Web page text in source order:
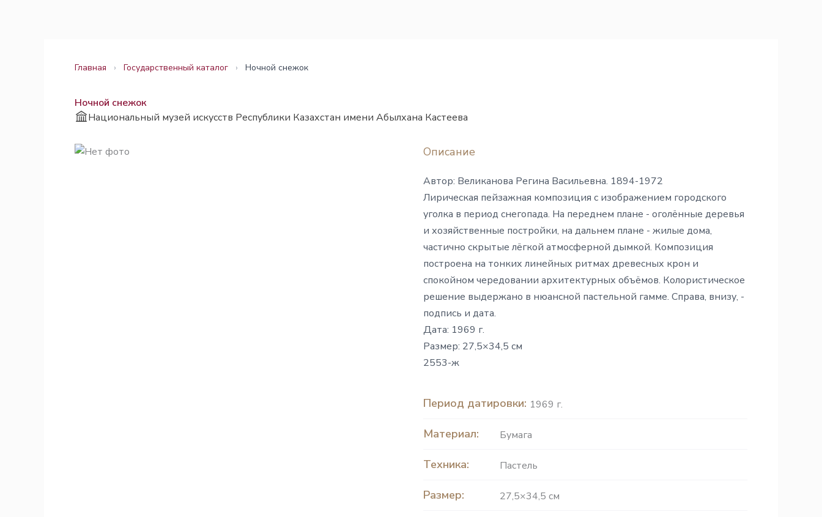
Главная › Государственный каталог › Ночной снежок
Ночной снежок
Национальный музей искусств Республики Казахстан имени Абылхана Кастеева
Описание
Автор: Великанова Регина Васильевна. 1894-1972
Лирическая пейзажная композиция с изображением городского
уголка в период снегопада. На переднем плане - оголённые деревья
и хозяйственные постройки, на дальнем плане - жилые дома,
частично скрытые лёгкой атмосферной дымкой. Композиция
построена на тонких линейных ритмах древесных крон и
спокойном чередовании архитектурных объёмов. Колористическое
решение выдержано в нюансной пастельной гамме. Справа, внизу, -
подпись и дата.
Дата: 1969 г.
Размер: 27,5×34,5 см
2553-ж
Период датировки: 1969 г.
Материал: Бумага
Техника: Пастель
Размер: 27,5×34,5 см